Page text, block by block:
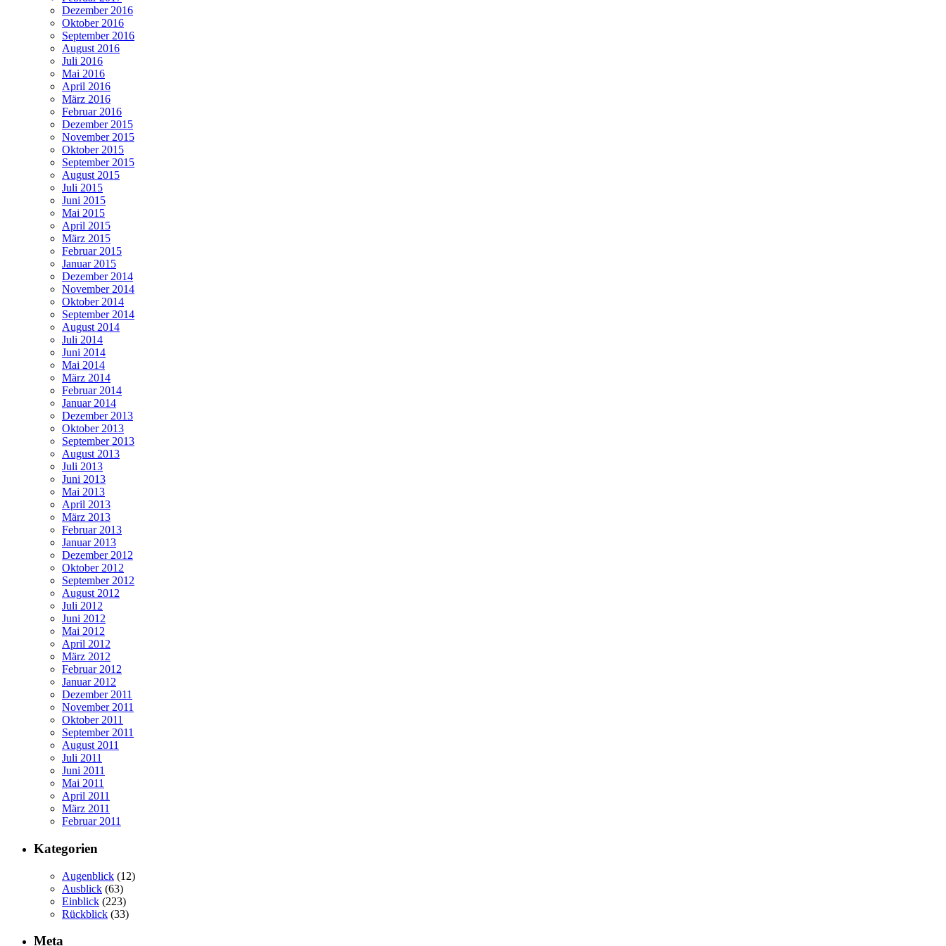
Dezember 2016
Oktober 2016
September 2016
August 2016
Juli 2016
Mai 2016
April 2016
März 2016
Februar 2016
Dezember 2015
November 2015
Oktober 2015
September 2015
August 2015
Juli 2015
Juni 2015
Mai 2015
April 2015
März 2015
Februar 2015
Januar 2015
Dezember 2014
November 2014
Oktober 2014
September 2014
August 2014
Juli 2014
Juni 2014
Mai 2014
März 2014
Februar 2014
Januar 2014
Dezember 2013
Oktober 2013
September 2013
August 2013
Juli 2013
Juni 2013
Mai 2013
April 2013
März 2013
Februar 2013
Januar 2013
Dezember 2012
Oktober 2012
September 2012
August 2012
Juli 2012
Juni 2012
Mai 2012
April 2012
März 2012
Februar 2012
Januar 2012
Dezember 2011
November 2011
Oktober 2011
September 2011
August 2011
Juli 2011
Juni 2011
Mai 2011
April 2011
März 2011
Februar 2011
Kategorien
Augenblick (12)
Ausblick (63)
Einblick (223)
Rückblick (33)
Meta